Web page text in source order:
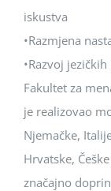
iskustva
•Razmjena
•Razvoj
Fakultet za
je realizovao
Njemačke,
Hrvatske,
značajno